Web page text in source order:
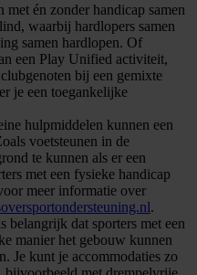
met én zonder handicap samen
waarbij hardlopers samen
samen hardlopen. Of
een Play Unified activiteit,
bij een gemixte
je een toegankelijke
hulpmiddelen kunnen een
voetsteunen in de
te kunnen als er een
met een fysieke handicap
meer informatie over
.
belangrijk dat sporters met een
manier het gebouw kunnen
Je kunt je accommodaties zo